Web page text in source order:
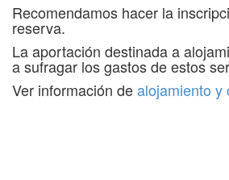
Recomendamos hacer la
reserva.
La aportación destinada a
a sufragar los gastos de estos
Ver información dealojamiento y